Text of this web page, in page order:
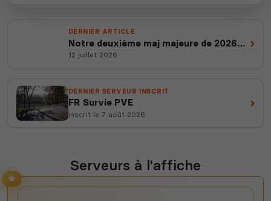
DERNIER ARTICLE
Notre deuxième maj majeure de 2026
est en ligne
12 juillet 2026
›
DERNIER SERVEUR INSCRIT
FR Survie PVE
inscrit le 7 août 2026
›
Serveurs à l'affiche